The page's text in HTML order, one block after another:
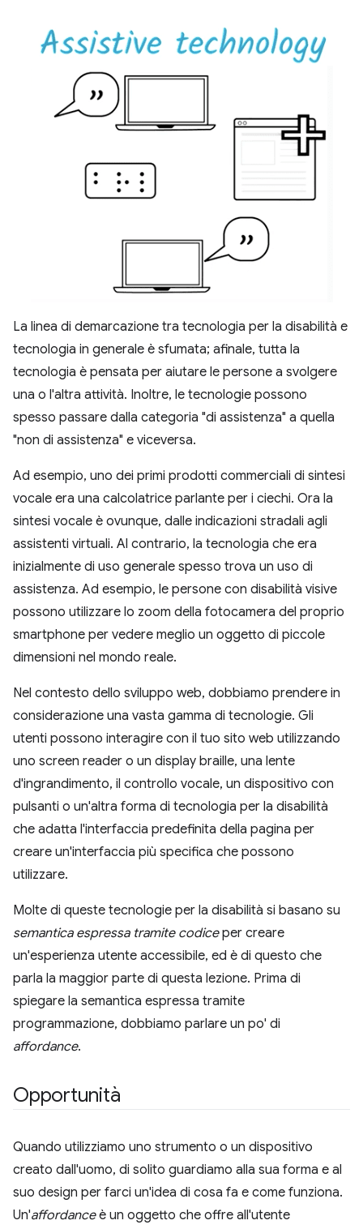
La linea di demarcazione tra tecnologia per la disabilità e
tecnologia in generale è sfumata; afinale, tutta la
tecnologia è pensata per aiutare le persone a svolgere
una o l'altra attività. Inoltre, le tecnologie possono
spesso passare dalla categoria "di assistenza" a quella
"non di assistenza" e viceversa.
Ad esempio, uno dei primi prodotti commerciali di sintesi
vocale era una calcolatrice parlante per i ciechi. Ora la
sintesi vocale è ovunque, dalle indicazioni stradali agli
assistenti virtuali. Al contrario, la tecnologia che era
inizialmente di uso generale spesso trova un uso di
assistenza. Ad esempio, le persone con disabilità visive
possono utilizzare lo zoom della fotocamera del proprio
smartphone per vedere meglio un oggetto di piccole
dimensioni nel mondo reale.
Nel contesto dello sviluppo web, dobbiamo prendere in
considerazione una vasta gamma di tecnologie. Gli
utenti possono interagire con il tuo sito web utilizzando
uno screen reader o un display braille, una lente
d'ingrandimento, il controllo vocale, un dispositivo con
pulsanti o un'altra forma di tecnologia per la disabilità
che adatta l'interfaccia predefinita della pagina per
creare un'interfaccia più specifica che possono
utilizzare.
Molte di queste tecnologie per la disabilità si basano su
semantica espressa tramite codiceper creare
un'esperienza utente accessibile, ed è di questo che
parla la maggior parte di questa lezione. Prima di
spiegare la semantica espressa tramite
programmazione, dobbiamo parlare un po' di
affordance.
Opportunità
Quando utilizziamo uno strumento o un dispositivo
creato dall'uomo, di solito guardiamo alla sua forma e al
suo design per farci un'idea di cosa fa e come funziona.
Un'affordanceè un oggetto che offre all'utente